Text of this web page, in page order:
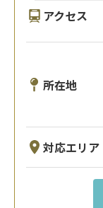
アクセス
所在地
対応エリア